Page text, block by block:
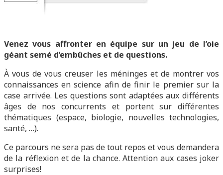
Venez vous affronter en équipe sur un jeu de l’oie
géant semé d’embûches et de questions.
À vous de vous creuser les méninges et de montrer vos
connaissances en science afin de finir le premier sur la
case arrivée. Les questions sont adaptées aux différents
âges de nos concurrents et portent sur différentes
thématiques (espace, biologie, nouvelles technologies,
santé, …).
Ce parcours ne sera pas de tout repos et vous demandera
de la réflexion et de la chance. Attention aux cases joker
surprises!